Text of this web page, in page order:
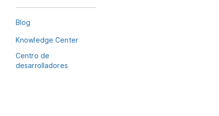
Blog
Knowledge Center
Centro de
desarrolladores